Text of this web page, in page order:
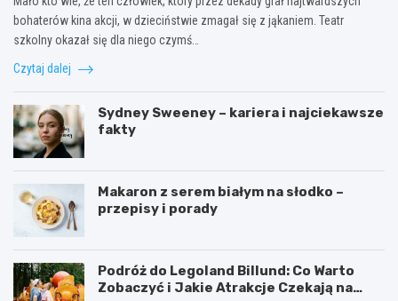
bohaterów kina akcji, w dzieciństwie zmagał się z jąkaniem. Teatr
szkolny okazał się dla niego czymś…
Czytaj dalej
Sydney Sweeney – kariera i najciekawsze
fakty
Makaron z serem białym na słodko –
przepisy i porady
Podróż do Legoland Billund: Co Warto
Zobaczyć i Jakie Atrakcje Czekają na